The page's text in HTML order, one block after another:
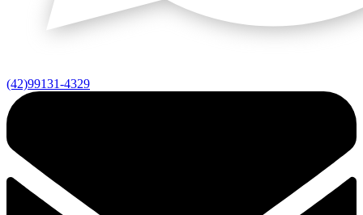
(42)99131-4329